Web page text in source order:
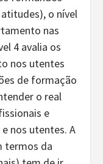
o nível
nas
4 avalia os
nos utentes
de formação
o real
e
nos utentes. A
termos da